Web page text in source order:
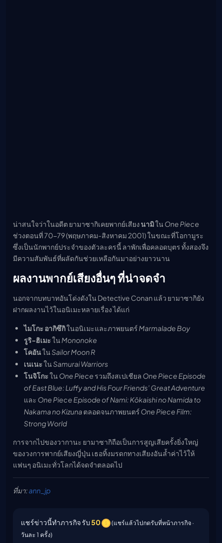
น่าสนใจว่าในอดีต ยามาซากิเคยพากย์เสียง นามิใน One Piece
ช่วงตอนที่ 70-79 (พฤษภาคม-สิงหาคม 2001) ในขณะที่โอกามูระ
ซึ่งเป็นนักพากย์ประจำของตัวละครนี้ ลาพักเพื่อคลอดบุตร ทั้งสองจึง
มีความสัมพันธ์ที่ผลัดกันช่วยเหลือกันมาอย่างยาวนาน
ผลงานพากย์เสียงอื่นๆ ที่น่าจดจำ
นอกจากบทบาทอันโด่งดังใน Detective Conan แล้ว ยามาซากิยัง
ฝากผลงานไว้ในอนิเมะหลายเรื่อง ได้แก่
ไมโกะ อากิซึกิในอนิเมะและภาพยนตร์ Marmalade Boy
รูริ-ฮิเมะใน Mononoke
โคอันในSailor Moon R
เนเนะในSamurai Warriors
โนจิโกะใน One Piece รวมถึงสเปเชียล One Piece Episode
of East Blue: Luffy and His Four Friends’ Great Adventure
และ One Piece Episode of Nami: Kōkaishi no Namida to
Nakama no Kizuna ตลอดจนภาพยนตร์ One Piece Film:
Strong World
การจากไปของวากานะ ยามาซากิถือเป็นการสูญเสียครั้งยิ่งใหญ่
ของวงการพากย์เสียงญี่ปุ่น เธอทิ้งมรดกทางเสียงอันล้ำค่าไว้ให้
แฟนๆ อนิเมะทั่วโลกได้จดจำตลอดไป
ที่มา:ann_jp
แชร์ข่าวนี้ทำภารกิจ รับ50
(แชร์แล้วไปกดรับที่หน้าภารกิจ ·
วันละ 1 ครั้ง)